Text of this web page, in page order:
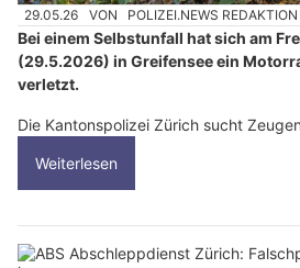
29.05.26 VON POLIZEI.NEWS REDAKTION
Bei einem Selbstunfall hat sich am
(29.5.2026) in Greifensee ein
verletzt.
Die Kantonspolizei Zürich sucht
Weiterlesen